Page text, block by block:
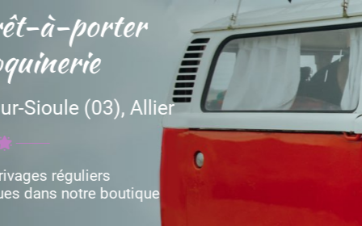
à
en
porter
(03), Allier
boutique